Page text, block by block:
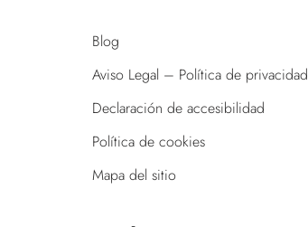
Blog
Aviso Legal – Política de privacidad
Declaración de accesibilidad
Política de cookies
Mapa del sitio